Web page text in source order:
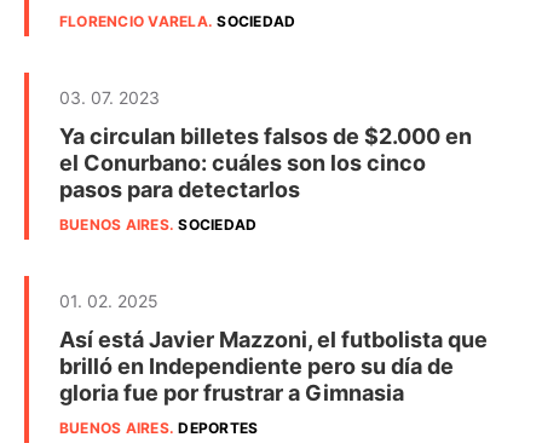
FLORENCIO VARELA.SOCIEDAD
03. 07. 2023
Ya circulan billetes falsos de $2.000 en
el Conurbano: cuáles son los cinco
pasos para detectarlos
BUENOS AIRES.SOCIEDAD
01. 02. 2025
Así está Javier Mazzoni, el futbolista que
brilló en Independiente pero su día de
gloria fue por frustrar a Gimnasia
BUENOS AIRES.DEPORTES